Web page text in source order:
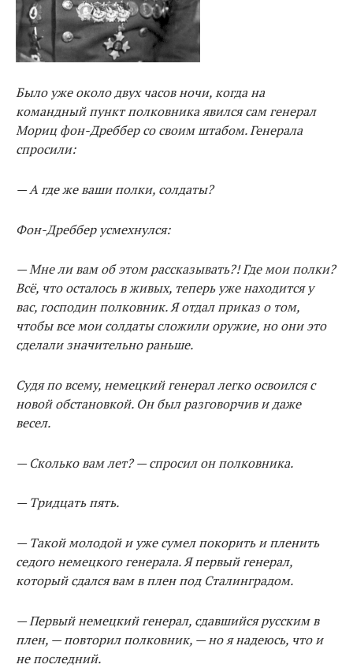
Было уже около двух часов ночи, когда на
командный пункт полковника явился сам генерал
Мориц фон-Дреббер со своим штабом. Генерала
спросили:
— А где же ваши полки, солдаты?
Фон-Дреббер усмехнулся:
— Мне ли вам об этом рассказывать?! Где мои полки?
Всё, что осталось в живых, теперь уже находится у
вас, господин полковник. Я отдал приказ о том,
чтобы все мои солдаты сложили оружие, но они это
сделали значительно раньше.
Судя по всему, немецкий генерал легко освоился с
новой обстановкой. Он был разговорчив и даже
весел.
— Сколько вам лет? — спросил он полковника.
— Тридцать пять.
— Такой молодой и уже сумел покорить и пленить
седого немецкого генерала. Я первый генерал,
который сдался вам в плен под Сталинградом.
— Первый немецкий генерал, сдавшийся русским в
плен, — повторил полковник, — но я надеюсь, что и
не последний.